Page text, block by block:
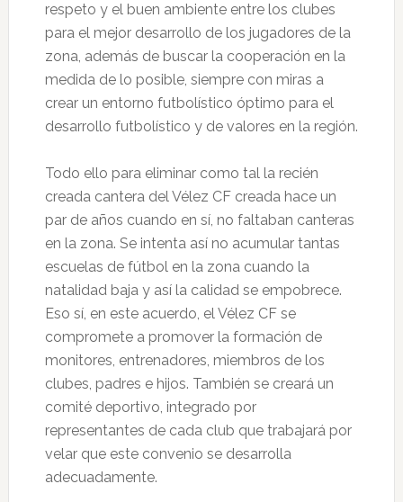
respeto y el buen ambiente entre los clubes
para el mejor desarrollo de los jugadores de la
zona, además de buscar la cooperación en la
medida de lo posible, siempre con miras a
crear un entorno futbolístico óptimo para el
desarrollo futbolístico y de valores en la región.
Todo ello para eliminar como tal la recién
creada cantera del Vélez CF creada hace un
par de años cuando en sí, no faltaban canteras
en la zona. Se intenta así no acumular tantas
escuelas de fútbol en la zona cuando la
natalidad baja y así la calidad se empobrece.
Eso sí, en este acuerdo, el Vélez CF se
compromete a promover la formación de
monitores, entrenadores, miembros de los
clubes, padres e hijos. También se creará un
comité deportivo, integrado por
representantes de cada club que trabajará por
velar que este convenio se desarrolla
adecuadamente.